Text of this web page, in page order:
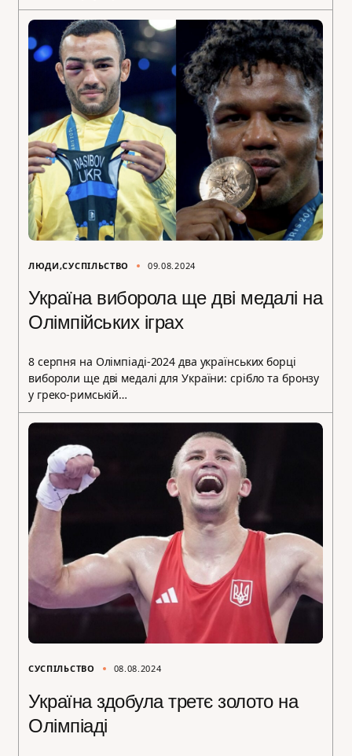
ЛЮДИ СУСПІЛЬСТВО 09.08.2024
Україна виборола ще дві медалі на
Олімпійських іграх
8 серпня на Олімпіаді-2024 два українських борці
вибороли ще дві медалі для України: срібло та бронзу
у греко-римській…
СУСПІЛЬСТВО 08.08.2024
Україна здобула третє золото на
Олімпіаді